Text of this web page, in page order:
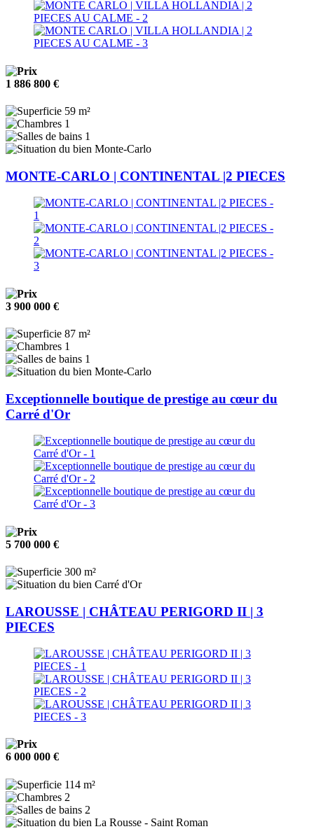
1 886 800 €
59 m²
1
1
Monte-Carlo
MONTE-CARLO | CONTINENTAL |2 PIECES
3 900 000 €
87 m²
1
1
Monte-Carlo
Exceptionnelle boutique de prestige au cœur du
Carré d'Or
5 700 000 €
300 m²
Carré d'Or
LAROUSSE | CHÂTEAU PERIGORD II | 3
PIECES
6 000 000 €
114 m²
2
2
La Rousse - Saint Roman